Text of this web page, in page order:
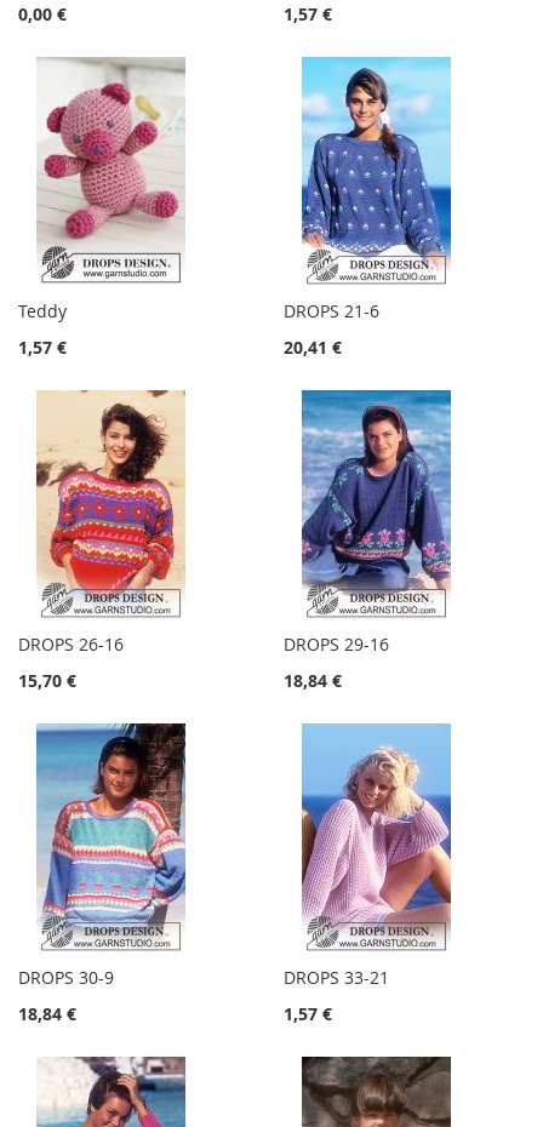
0,00 € 1,57 €
Teddy
1,57 €
DROPS 21-6
20,41 €
DROPS 26-16
15,70 €
DROPS 29-16
18,84 €
DROPS 30-9
18,84 €
DROPS 33-21
1,57 €